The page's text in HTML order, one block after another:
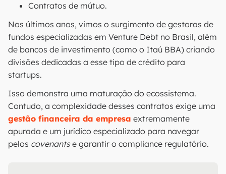
Contratos de mútuo.
Nos últimos anos, vimos o surgimento de gestoras de
fundos especializadas em Venture Debt no Brasil, além
de bancos de investimento (como o Itaú BBA) criando
divisões dedicadas a esse tipo de crédito para
startups.
Isso demonstra uma maturação do ecossistema.
Contudo, a complexidade desses contratos exige uma
gestão financeira da empresa extremamente
apurada e um jurídico especializado para navegar
pelos covenantse garantir o compliance regulatório.